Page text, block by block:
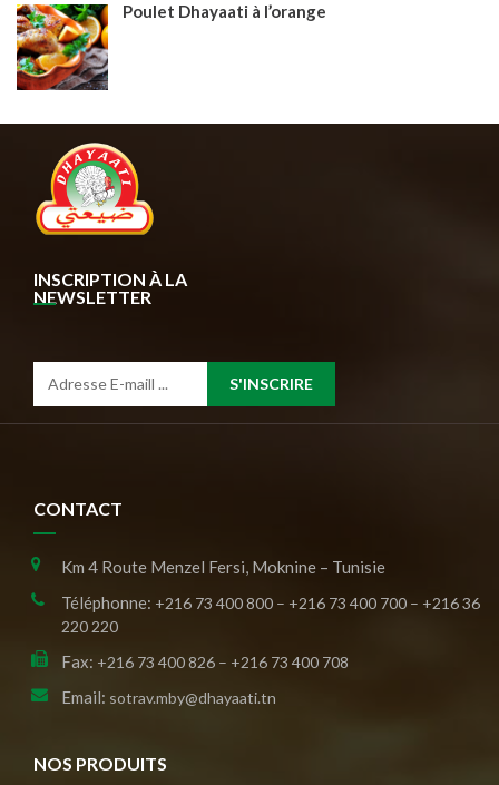
Poulet Dhayaati à l’orange
INSCRIPTION À LA
NEWSLETTER
S'INSCRIRE
CONTACT
Km 4 Route Menzel Fersi, Moknine – Tunisie
Téléphonne: +216 73 400 800 – +216 73 400 700 – +216 36
220 220
Fax: +216 73 400 826 – +216 73 400 708
Email: sotrav.mby@dhayaati.tn
NOS PRODUITS